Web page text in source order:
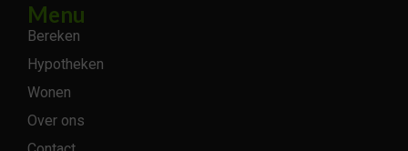
Menu
Bereken
Hypotheken
Wonen
Over ons